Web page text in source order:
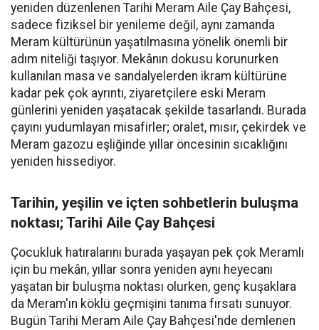
yeniden düzenlenen Tarihi Meram Aile Çay Bahçesi,
sadece fiziksel bir yenileme değil, aynı zamanda
Meram kültürünün yaşatılmasına yönelik önemli bir
adım niteliği taşıyor. Mekânın dokusu korunurken
kullanılan masa ve sandalyelerden ikram kültürüne
kadar pek çok ayrıntı, ziyaretçilere eski Meram
günlerini yeniden yaşatacak şekilde tasarlandı. Burada
çayını yudumlayan misafirler; oralet, mısır, çekirdek ve
Meram gazozu eşliğinde yıllar öncesinin sıcaklığını
yeniden hissediyor.
Tarihin, yeşilin ve içten sohbetlerin buluşma
noktası; Tarihi Aile Çay Bahçesi
Çocukluk hatıralarını burada yaşayan pek çok Meramlı
için bu mekân, yıllar sonra yeniden aynı heyecanı
yaşatan bir buluşma noktası olurken, genç kuşaklara
da Meram'ın köklü geçmişini tanıma fırsatı sunuyor.
Bugün Tarihi Meram Aile Çay Bahçesi'nde demlenen